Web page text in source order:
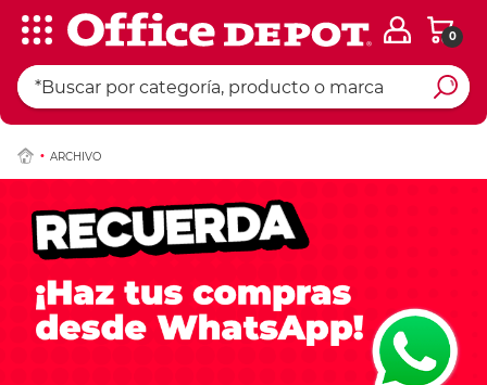
0
ARCHIVO